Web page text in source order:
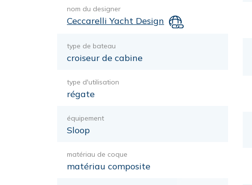
nom du designer
Ceccarelli Yacht Design
type de bateau
croiseur de cabine
type d'utilisation
régate
équipement
Sloop
matériau de coque
matériau composite